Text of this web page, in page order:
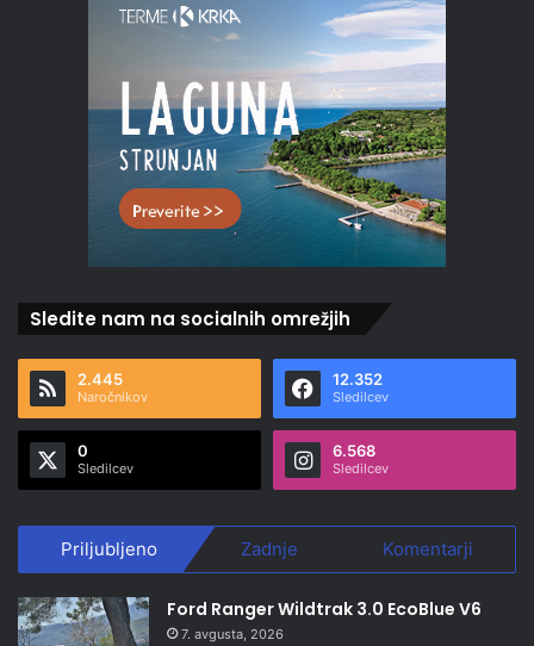
Sledite nam na socialnih omrežjih
2.445
Naročnikov
12.352
Sledilcev
0
Sledilcev
6.568
Sledilcev
Priljubljeno Zadnje Komentarji
Ford Ranger Wildtrak 3.0 EcoBlue V6
7. avgusta, 2026